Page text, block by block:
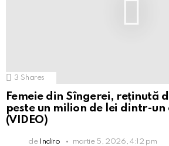
3 Shares
Femeie din Sîngerei, reținută
peste un milion de lei dintr-
(VIDEO)
de Indiro martie 5, 2026, 4:12 pm